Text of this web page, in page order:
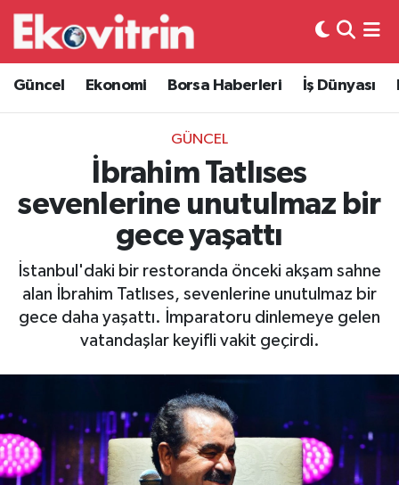
Güncel Ekonomi Borsa Haberleri İş Dünyası
GÜNCEL
İbrahim Tatlıses
sevenlerine unutulmaz bir
gece yaşattı
İstanbul'daki bir restoranda önceki akşam sahne
alan İbrahim Tatlıses, sevenlerine unutulmaz bir
gece daha yaşattı. İmparatoru dinlemeye gelen
vatandaşlar keyifli vakit geçirdi.
Güncel
Ekonomi
Borsa Haberleri
İş Dünyası
Otovitrin
Asayiş
Gayrimenkul
Spor
Hava Durumu
Trafik Durumu
Süper Lig Puan Durumu ve Fikstür
Tüm Manşetler
Son Dakika Haberleri
Haber Arşivi